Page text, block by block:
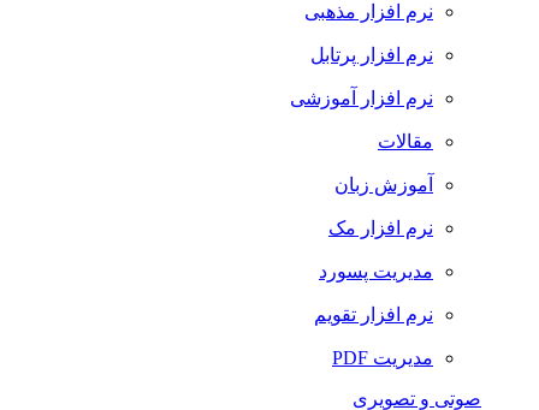
نرم افزار مذهبی
نرم افزار پرتابل
نرم افزار آموزشی
مقالات
آموزش زبان
نرم افزار مک
مدیریت پسورد
نرم افزار تقویم
مدیریت PDF
صوتی و تصویری